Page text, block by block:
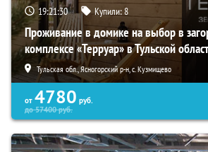
19:21:28 Купили:8
Проживание в домике на выбор в
комплексе «Терруар» в Тульской
Тульская обл., Ясногорский р-н, с. Кузмищево
от 4780 руб.
до57400руб.